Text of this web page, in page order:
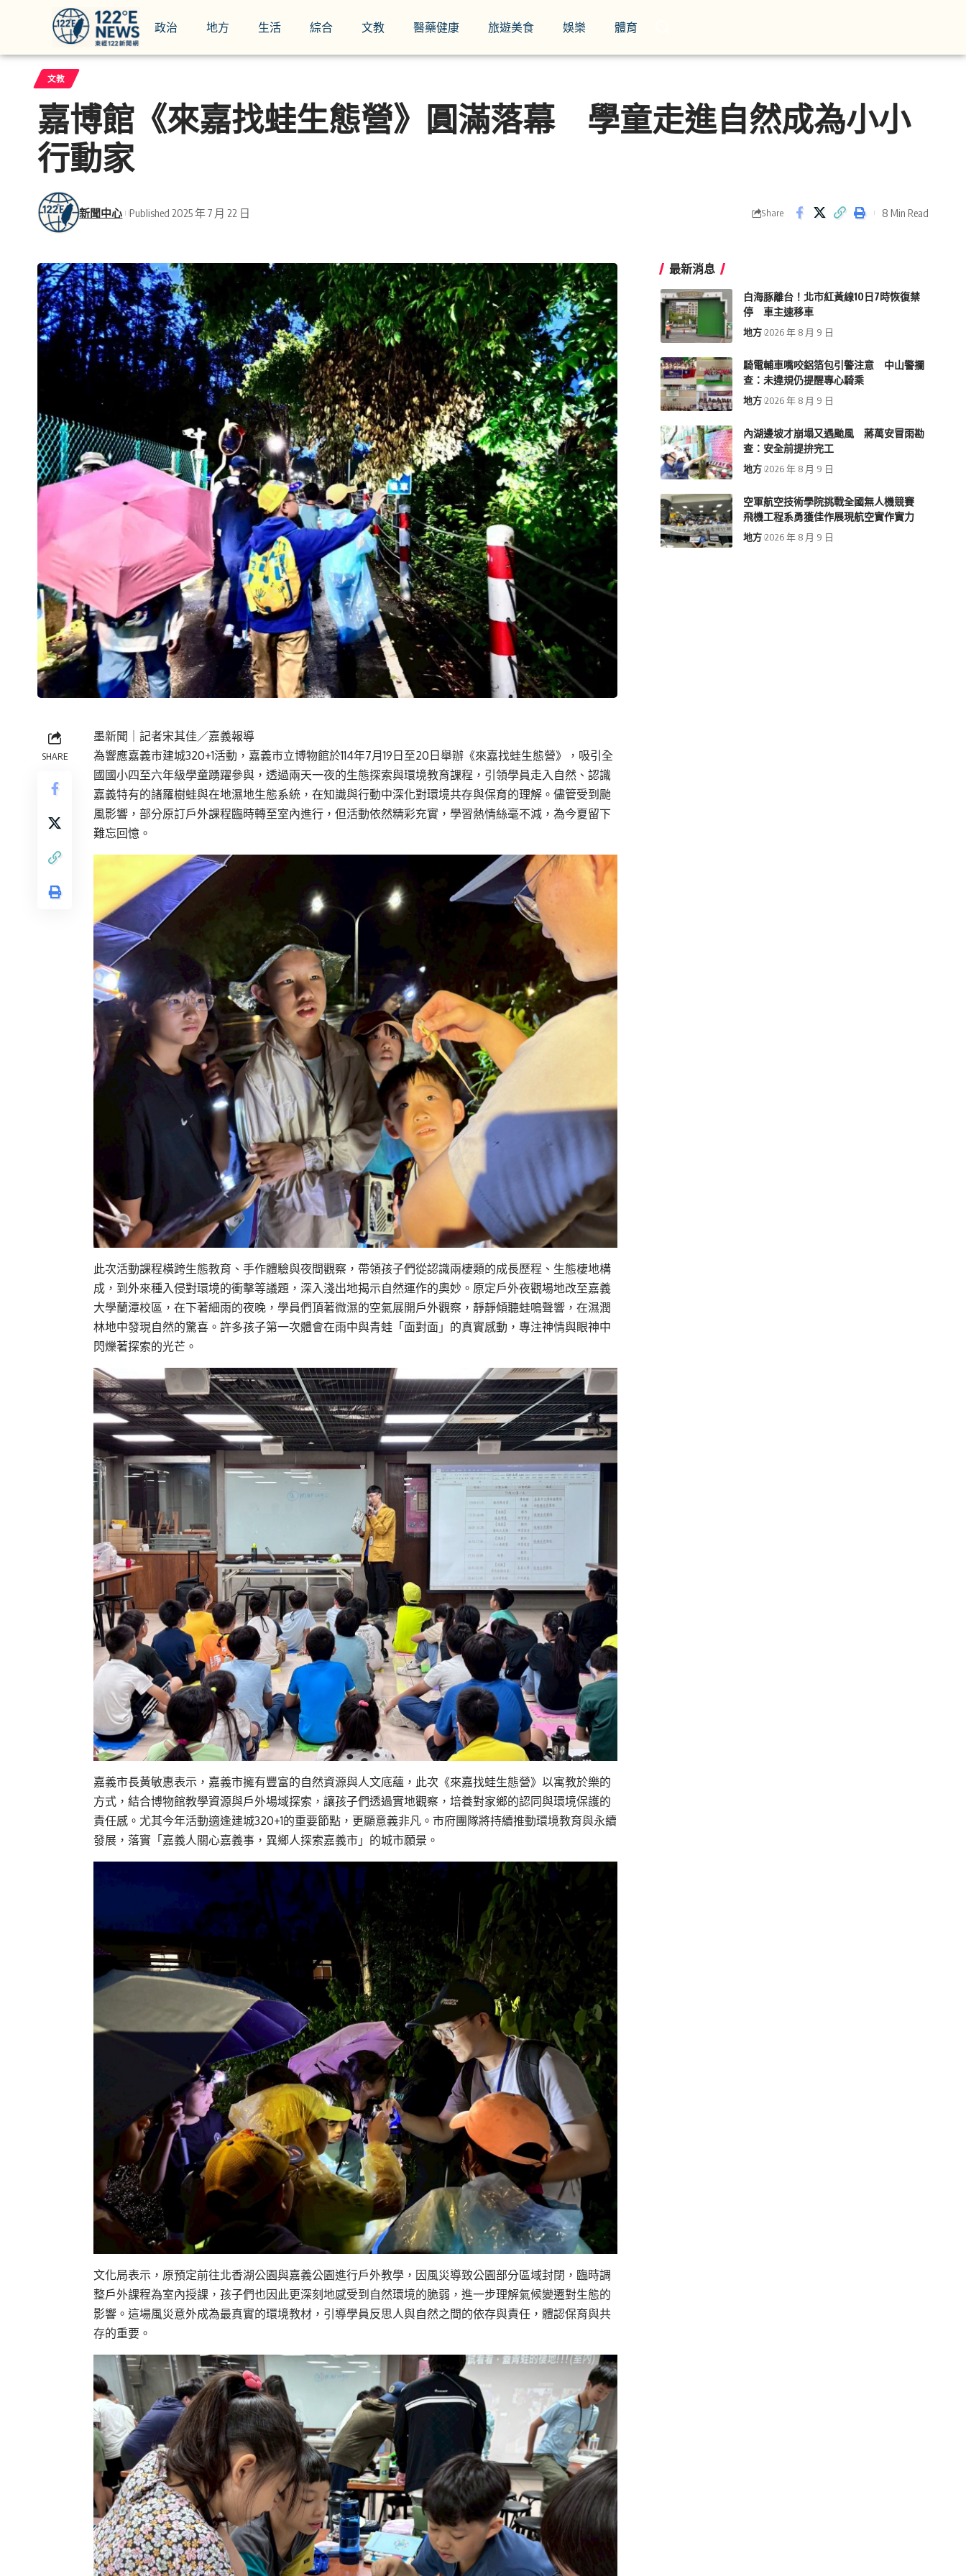
政治 地方 生活 綜合 文教 醫藥健康 旅遊美食 娛樂 體育
文教
嘉博館《來嘉找蛙生態營》圓滿落幕 學童走進自然成為小小
行動家
新聞中心 Published 2025 年 7 月 22 日 Share 8 Min Read
SHARE
墨新聞 ｜記者宋其佳／嘉義報導
為響應嘉義市建城320+1活動，嘉義市立博物館於114年7月19日至20日舉辦《來嘉找蛙生態營》，吸引全
國國小四至六年級學童踴躍參與，透過兩天一夜的生態探索與環境教育課程，引領學員走入自然、認識
嘉義特有的諸羅樹蛙與在地濕地生態系統，在知識與行動中深化對環境共存與保育的理解。儘管受到颱
風影響，部分原訂戶外課程臨時轉至室內進行，但活動依然精彩充實，學習熱情絲毫不減，為今夏留下
難忘回憶。
此次活動課程橫跨生態教育、手作體驗與夜間觀察，帶領孩子們從認識兩棲類的成長歷程、生態棲地構
成，到外來種入侵對環境的衝擊等議題，深入淺出地揭示自然運作的奧妙。原定戶外夜觀場地改至嘉義
大學蘭潭校區，在下著細雨的夜晚，學員們頂著微濕的空氣展開戶外觀察，靜靜傾聽蛙鳴聲響，在濕潤
林地中發現自然的驚喜。許多孩子第一次體會在雨中與青蛙「面對面」的真實感動，專注神情與眼神中
閃爍著探索的光芒。
嘉義市長黃敏惠表示，嘉義市擁有豐富的自然資源與人文底蘊，此次《來嘉找蛙生態營》以寓教於樂的
方式，結合博物館教學資源與戶外場域探索，讓孩子們透過實地觀察，培養對家鄉的認同與環境保護的
責任感。尤其今年活動適逢建城320+1的重要節點，更顯意義非凡。市府團隊將持續推動環境教育與永續
發展，落實「嘉義人關心嘉義事，異鄉人探索嘉義市」的城市願景。
文化局表示，原預定前往北香湖公園與嘉義公園進行戶外教學，因風災導致公園部分區域封閉，臨時調
整戶外課程為室內授課，孩子們也因此更深刻地感受到自然環境的脆弱，進一步理解氣候變遷對生態的
影響。這場風災意外成為最真實的環境教材，引導學員反思人與自然之間的依存與責任，體認保育與共
存的重要。
最新消息
白海豚離台！北市紅黃線10日7時恢復禁
停 車主速移車
地方 2026 年 8 月 9 日
騎電輔車嘴咬鋁箔包引警注意 中山警攔
查：未違規仍提醒專心騎乘
地方 2026 年 8 月 9 日
內湖邊坡才崩塌又遇颱風 蔣萬安冒雨勘
查：安全前提拚完工
地方 2026 年 8 月 9 日
空軍航空技術學院挑戰全國無人機競賽
飛機工程系勇獲佳作展現航空實作實力
地方 2026 年 8 月 9 日